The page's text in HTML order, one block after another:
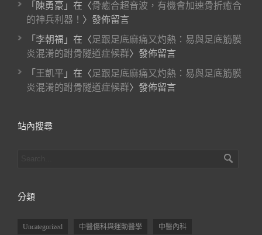
「 陳勇豪 」在〈骨癒合超音波，有機會加速骨折癒合
的神兵利器！ 〉發佈留言
「 李朝福 」在〈足跟足底麻痛又灼熱：易與足底筋膜
炎混淆的跗骨隧道症候群〉發佈留言
「 王凱平 」在〈足跟足底麻痛又灼熱：易與足底筋膜
炎混淆的跗骨隧道症候群〉發佈留言
站內搜尋
分類
Uncategorized 中醫傷科與運動醫學 中醫內科